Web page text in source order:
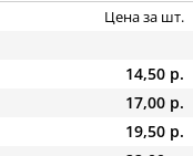
Цена за шт.
14,50 р.
17,00 р.
19,50 р.